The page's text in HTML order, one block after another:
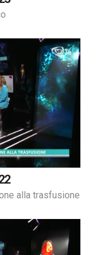
alla trasfusione